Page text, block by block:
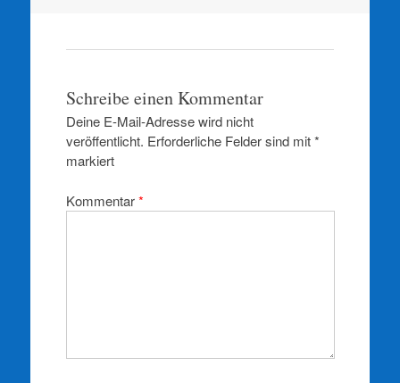
Schreibe einen Kommentar
Deine E-Mail-Adresse wird nicht
veröffentlicht. Erforderliche Felder sind mit*
markiert
Kommentar*